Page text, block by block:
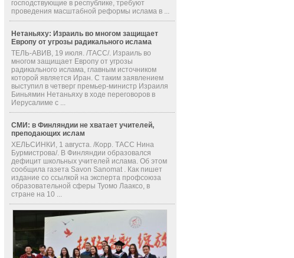
господствующие в республике, требуют
проведения масштабной реформы ислама в ...
Нетаньяху: Израиль во многом защищает
Европу от угрозы радикального ислама
ТЕЛЬ-АВИВ, 19 июля. /ТАСС/. Израиль во
многом защищает Европу от угрозы
радикального ислама, главным источником
которой является Иран. С таким заявлением
выступил в четверг премьер-министр Израиля
Биньямин Нетаньяху в ходе переговоров в
Иерусалиме с ...
СМИ: в Финляндии не хватает учителей,
преподающих ислам
ХЕЛЬСИНКИ, 1 августа. /Корр. ТАСС Нина
Бурмистрова/. В Финляндии образовался
дефицит школьных учителей ислама. Об этом
сообщила газета Savon Sanomat . Как пишет
издание со ссылкой на эксперта профсоюза
образовательной сферы Туомо Лааксо, в
стране на 10 ...